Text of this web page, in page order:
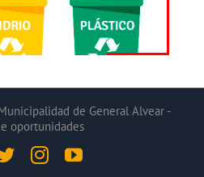
de General Alvear -
oportunidades
TwitterInstagramYouTube